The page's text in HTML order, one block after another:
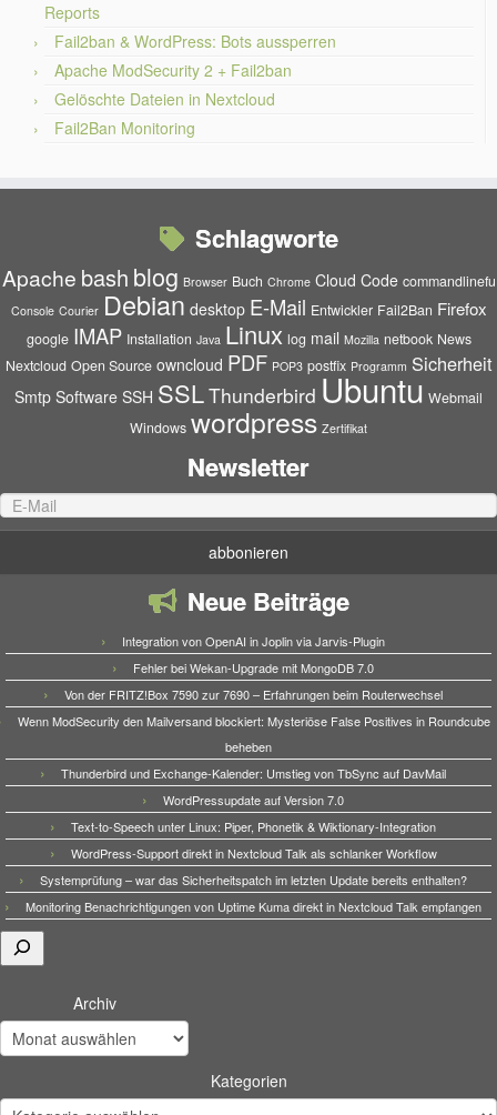
Reports
Fail2ban & WordPress: Bots aussperren
Apache ModSecurity 2 + Fail2ban
Gelöschte Dateien in Nextcloud
Fail2Ban Monitoring
Schlagworte
Apache bash blog Browser Buch Chrome Cloud Code commandlinefu
Console Courier Debian desktop E-Mail Entwickler Fail2Ban Firefox
google IMAP Installation Java Linux log mail Mozilla netbook News
Nextcloud Open Source owncloud PDF POP3 postfix Programm Sicherheit
Smtp Software SSH SSLThunderbird Ubuntu Webmail
Windows wordpress Zertifikat
Newsletter
Neue Beiträge
Integration von OpenAI in Joplin via Jarvis-Plugin
Fehler bei Wekan-Upgrade mit MongoDB 7.0
Von der FRITZ!Box 7590 zur 7690 – Erfahrungen beim Routerwechsel
Wenn ModSecurity den Mailversand blockiert: Mysteriöse False Positives in Roundcube
beheben
Thunderbird und Exchange-Kalender: Umstieg von TbSync auf DavMail
WordPressupdate auf Version 7.0
Text-to-Speech unter Linux: Piper, Phonetik & Wiktionary-Integration
WordPress-Support direkt in Nextcloud Talk als schlanker Workflow
Systemprüfung – war das Sicherheitspatch im letzten Update bereits enthalten?
Monitoring Benachrichtigungen von Uptime Kuma direkt in Nextcloud Talk empfangen
Suchen
Archiv
Kategorien